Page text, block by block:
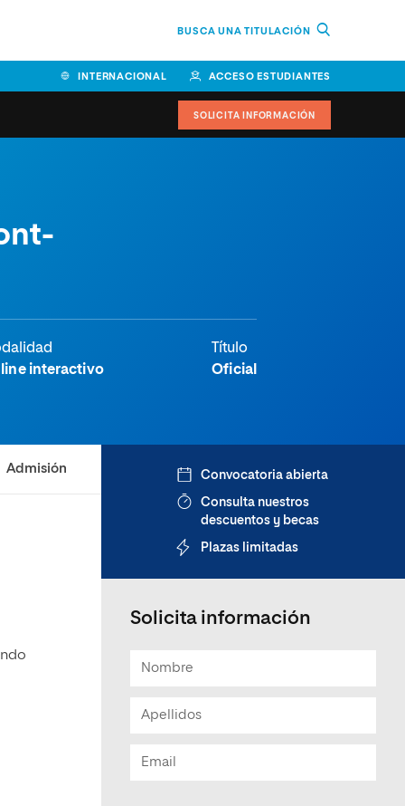
BUSCA UNA TITULACIÓN
INTERNACIONAL ACCESO ESTUDIANTES
SOLICITA INFORMACIÓN
interactivo
Título
Oficial
Admisión Convocatoria abierta
Consulta nuestros
descuentos y becas
Plazas limitadas
Solicita información